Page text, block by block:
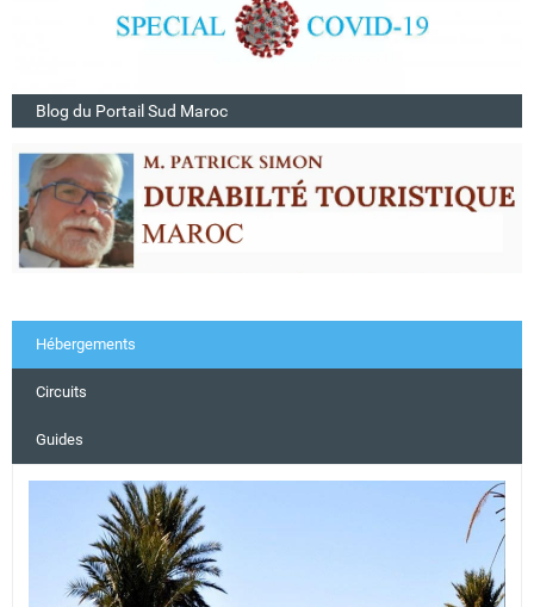
Blog du Portail Sud Maroc
Hébergements
Circuits
Guides